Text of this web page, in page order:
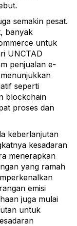
semakin pesat.
banyak
untuk
UNCTAD
penjualan e-
seperti
blockchain
proses dan
keberlanjutan
kesadaran
menerapkan
yang ramah
emisi
juga mulai
untuk